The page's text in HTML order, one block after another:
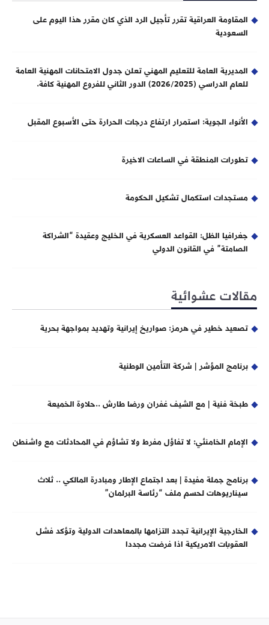
المقاومة العراقية تقرر تأجيل الرد الذي كان مقرر هذا اليوم على
السعودية
المديرية العامة للتعليم المهني تعلن جدول الامتحانات المهنية العامة
للعام الدراسي (2026/2025) الدور الثاني للفروع المهنية كافة.
الأنواء الجوية: استمرار ارتفاع درجات الحرارة حتى الأسبوع المقبل
تطورات المنطقة في الساعات الاخيرة
مستجدات استكمال تشكيل الحكومة
جغرافيا الظل: القواعد العسكرية في الخليج وعقيدة “الشراكة
الصامتة” في القانون الدولي
مقالات عشوائية
تصعيد خطير في هرمز: صواريخ إيرانية وتهديد بمواجهة بحرية
برنامج المؤشر | شركة التأمين الوطنية
طبخة فنية | مع الشيف غفران ورضا طارش ..حلاوة الخميعة
الإمام الخامنئي: لا تفاؤل مفرط ولا تشاؤم في المحادثات مع واشنطن
برنامج جملة مفيدة | بعد اجتماع الإطار ومبادرة المالكي .. ثلاث
سيناريوهات لحسم ملف “رئاسة البرلمان”
الخارجية الإيرانية تجدد التزامها بالمعاهدات الدولية وتؤكد فشل
العقوبات الامريكية اذا فرضت مجددا